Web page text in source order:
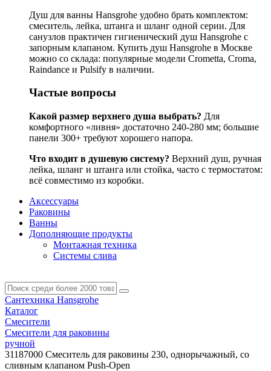
Душ для ванны Hansgrohe удобно брать комплектом:
смеситель, лейка, штанга и шланг одной серии. Для
санузлов практичен гигиенический душ Hansgrohe с
запорным клапаном. Купить душ Hansgrohe в Москве
можно со склада: популярные модели Crometta, Croma,
Raindance и Pulsify в наличии.
Частые вопросы
Какой размер верхнего душа выбрать? Для
комфортного «ливня» достаточно 240-280 мм; большие
панели 300+ требуют хорошего напора.
Что входит в душевую систему? Верхний душ, ручная
лейка, шланг и штанга или стойка, часто с термостатом:
всё совместимо из коробки.
Аксессуары
Раковины
Ванны
Дополняющие продукты
Монтажная техника
Системы слива
Сантехника Hansgrohe
Каталог
Смесители
Смесители для раковины
ручной
31187000 Смеситель для раковины 230, однорычажный, cо
сливным клапаном Push-Open